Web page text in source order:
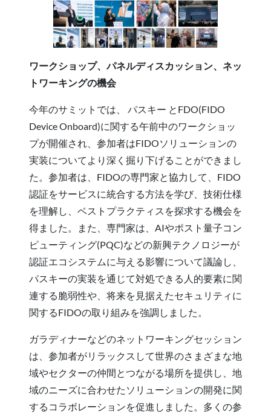
ワークショップ、パネルディスカッション、ネッ
トワーキングの機会
今年のサミットでは、 パスキー とFDO(FIDO
Device Onboard)に関する午前中のワークショッ
プが開催され、参加者はFIDOソリューションの
実装についてより深く掘り下げることができまし
た。参加者は、FIDOの専門家と協力して、FIDO
認証をサービスに統合する方法を学び、技術仕様
を理解し、ベストプラクティスを探求する機会を
得ました。また、専門家は、AIやポスト量子コン
ピューティング(PQC)などの新興テクノロジーが
認証エコシステムに与える影響について議論し、
パスキーの実装を通じて対処できる人的要素に関
連する脆弱性や、将来を見据えたセキュリティに
関するFIDOの取り組みを強調しました。
ガラディナーなどのネットワーキングセッション
は、参加者がリラックスして世界のさまざまな地
域やセクターの仲間とつながる場所を提供し、地
域のニーズに合わせたソリューションの開発に関
するコラボレーションを促進しました。多くの参